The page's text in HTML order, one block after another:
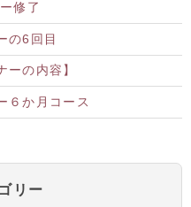
修了
の6回目
ーの内容】
６か月コース
リー